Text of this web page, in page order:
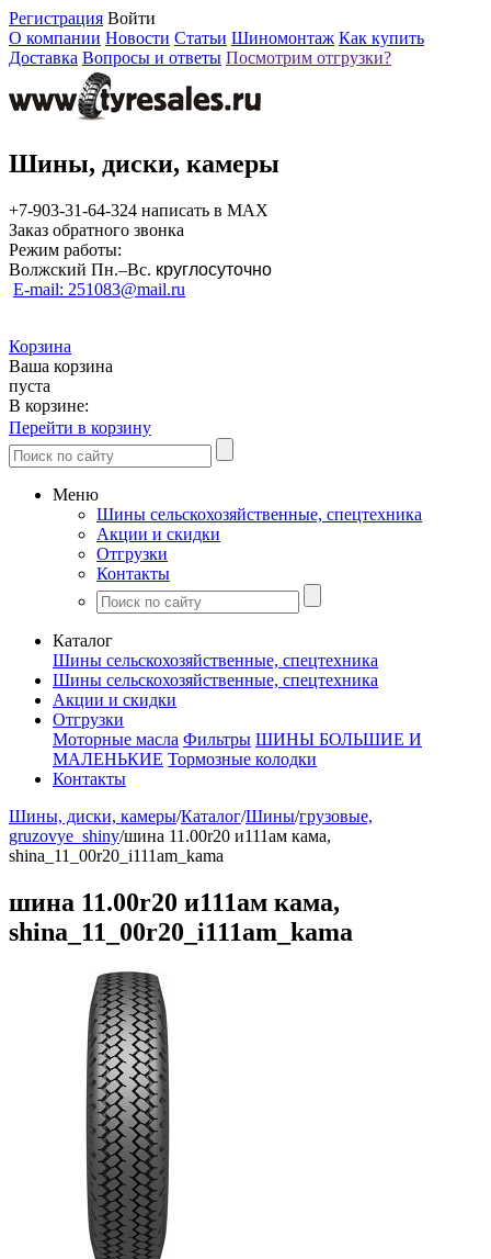
Регистрация Войти
О компании Новости Статьи Шиномонтаж Как купить
Доставка Вопросы и ответы Посмотрим отгрузки?
Шины, диски, камеры
+7-903-31-64-324 написать в MAX
Заказ обратного звонка
Режим работы:
Волжский Пн.–Вс. круглосуточно
E-mail: 251083@mail.ru
Корзина
Ваша корзина
пуста
В корзине:
Перейти в корзину
Меню
Шины сельскохозяйственные, спецтехника
Акции и скидки
Отгрузки
Контакты
Каталог
Шины сельскохозяйственные, спецтехника
Шины сельскохозяйственные, спецтехника
Акции и скидки
Отгрузки
Моторные масла Фильтры ШИНЫ БОЛЬШИЕ И
МАЛЕНЬКИЕ Тормозные колодки
Контакты
Шины, диски, камеры/Каталог/Шины/грузовые,
gruzovye_shiny/шина 11.00r20 и111ам кама,
shina_11_00r20_i111am_kama
шина 11.00r20 и111ам кама,
shina_11_00r20_i111am_kama